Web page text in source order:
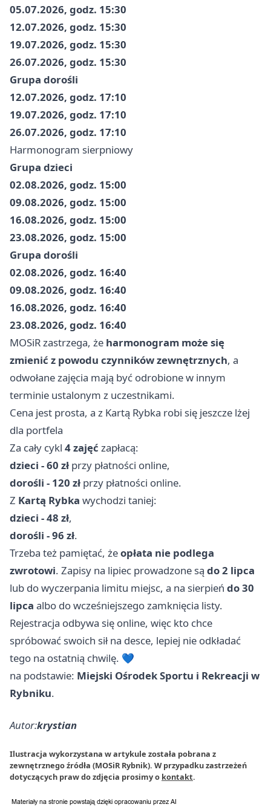
05.07.2026, godz. 15:30
12.07.2026, godz. 15:30
19.07.2026, godz. 15:30
26.07.2026, godz. 15:30
Grupa dorośli
12.07.2026, godz. 17:10
19.07.2026, godz. 17:10
26.07.2026, godz. 17:10
Harmonogram sierpniowy
Grupa dzieci
02.08.2026, godz. 15:00
09.08.2026, godz. 15:00
16.08.2026, godz. 15:00
23.08.2026, godz. 15:00
Grupa dorośli
02.08.2026, godz. 16:40
09.08.2026, godz. 16:40
16.08.2026, godz. 16:40
23.08.2026, godz. 16:40
MOSiR zastrzega, że harmonogram może się
zmienić z powodu czynników zewnętrznych, a
odwołane zajęcia mają być odrobione w innym
terminie ustalonym z uczestnikami.
Cena jest prosta, a z Kartą Rybka robi się jeszcze lżej
dla portfela
Za cały cykl 4 zajęć zapłacą:
dzieci - 60 zł przy płatności online,
dorośli - 120 zł przy płatności online.
Z Kartą Rybka wychodzi taniej:
dzieci - 48 zł,
dorośli - 96 zł.
Trzeba też pamiętać, żeopłata nie podlega
zwrotowi. Zapisy na lipiec prowadzone są do 2 lipca
lub do wyczerpania limitu miejsc, a na sierpień do 30
lipca albo do wcześniejszego zamknięcia listy.
Rejestracja odbywa się online, więc kto chce
spróbować swoich sił na desce, lepiej nie odkładać
tego na ostatnią chwilę. 💙
na podstawie: Miejski Ośrodek Sportu i Rekreacji w
Rybniku.
Autor:krystian
Ilustracja wykorzystana w artykule została pobrana z
zewnętrznego źródła (MOSiR Rybnik). W przypadku zastrzeżeń
dotyczących praw do zdjęcia prosimy o kontakt.